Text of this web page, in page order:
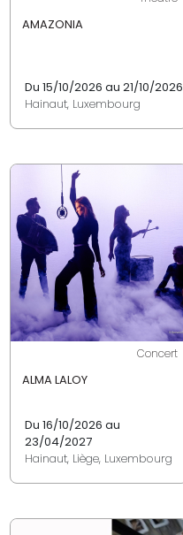
AMAZONIA
Du 15/10/2026 au 21/10/2026
Hainaut, Luxembourg
Concert
ALMA LALOY
Du 16/10/2026 au
23/04/2027
Hainaut, Liège, Luxembourg